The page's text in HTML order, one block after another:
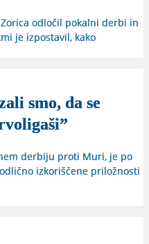
odločil pokalni derbi in
je izpostavil, kako
smo, da se
derbiju proti Muri, je po
izkoriščene priložnosti